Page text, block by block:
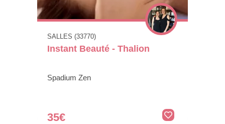
SALLES (33770)
Instant Beauté - Thalion
Spadium Zen
35€